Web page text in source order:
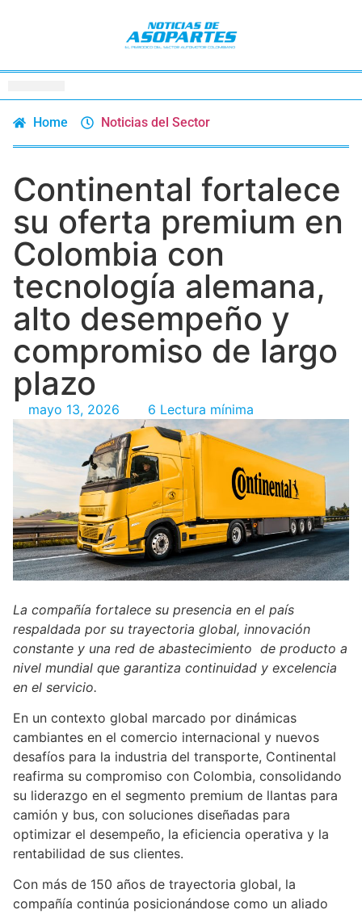
Home Noticias del Sector
Continental fortalece
su oferta premium en
Colombia con
tecnología alemana,
alto desempeño y
compromiso de largo
plazo
mayo 13, 2026 6 Lectura mínima
La compañía fortalece su presencia en el país
respaldada por su trayectoria global, innovación
constante y una red de abastecimiento de producto a
nivel mundial que garantiza continuidad y excelencia
en el servicio.
En un contexto global marcado por dinámicas
cambiantes en el comercio internacional y nuevos
desafíos para la industria del transporte, Continental
reafirma su compromiso con Colombia, consolidando
su liderazgo en el segmento premium de llantas para
camión y bus, con soluciones diseñadas para
optimizar el desempeño, la eficiencia operativa y la
rentabilidad de sus clientes.
Con más de 150 años de trayectoria global, la
compañía continúa posicionándose como un aliado